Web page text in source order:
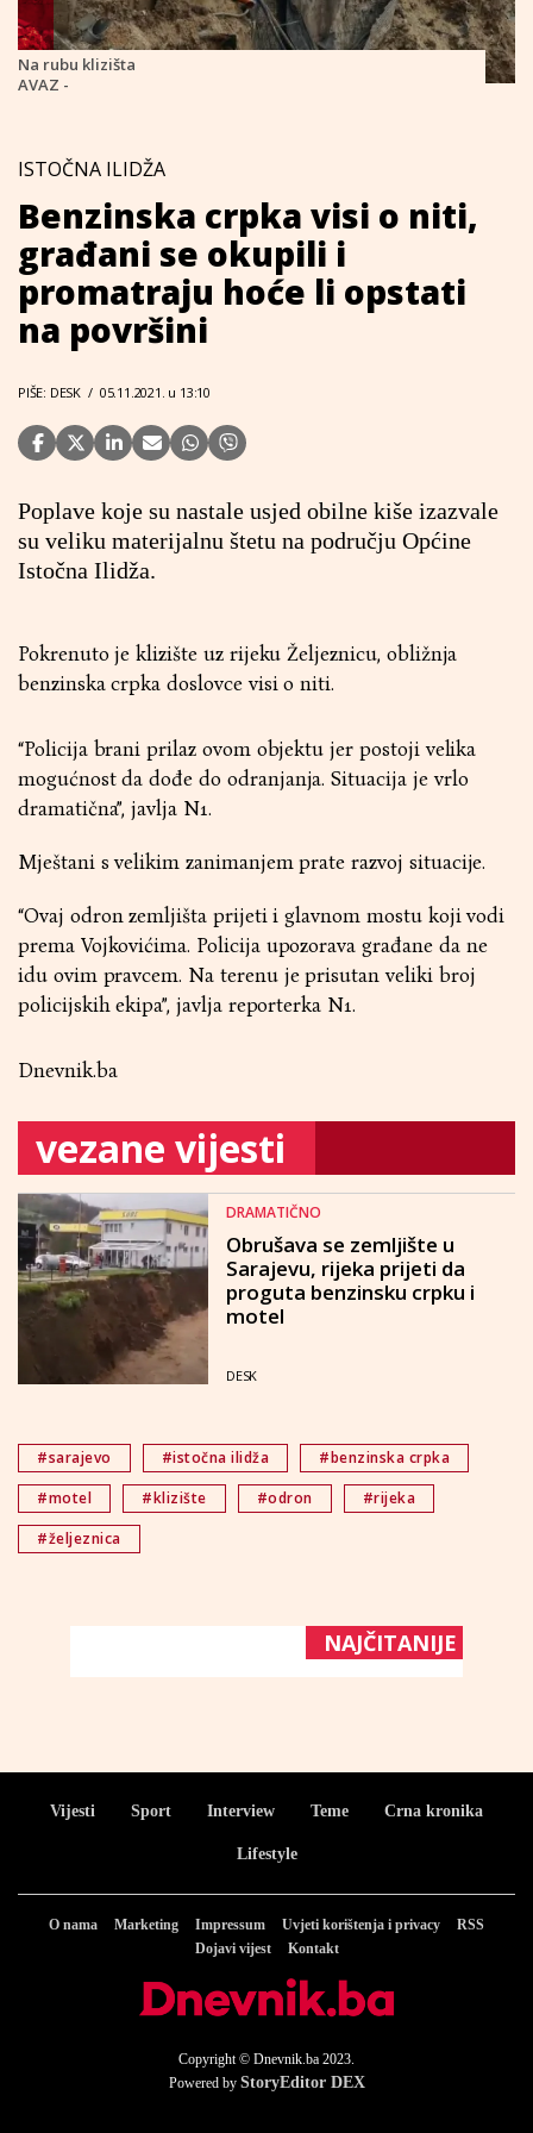
Na rubu klizišta
AVAZ -
ISTOČNA ILIDŽA
Benzinska crpka visi o niti,
građani se okupili i
promatraju hoće li opstati
na površini
PIŠE: DESK / 05.11.2021. u 13:10
Poplave koje su nastale usjed obilne kiše izazvale
su veliku materijalnu štetu na području Općine
Istočna Ilidža.
Pokrenuto je klizište uz rijeku Željeznicu, obližnja
benzinska crpka doslovce visi o niti.
“Policija brani prilaz ovom objektu jer postoji velika
mogućnost da dođe do odranjanja. Situacija je vrlo
dramatična”, javlja N1.
Mještani s velikim zanimanjem prate razvoj situacije.
“Ovaj odron zemljišta prijeti i glavnom mostu koji vodi
prema Vojkovićima. Policija upozorava građane da ne
idu ovim pravcem. Na terenu je prisutan veliki broj
policijskih ekipa”, javlja reporterka N1.
Dnevnik.ba
vezane vijesti
DRAMATIČNO
Obrušava se zemljište u
Sarajevu, rijeka prijeti da
proguta benzinsku crpku i
motel
DESK
#sarajevo #istočna ilidža
#benzinska crpka
#motel
#klizište #odron
#rijeka
#željeznica
NAJČITANIJE
Vijesti Sport Interview Teme Crna kronika
Lifestyle
O nama Marketing Impressum Uvjeti korištenja i privacy
RSS
Dojavi vijest
Kontakt
Copyright © Dnevnik.ba 2023.
Powered by StoryEditor DEX